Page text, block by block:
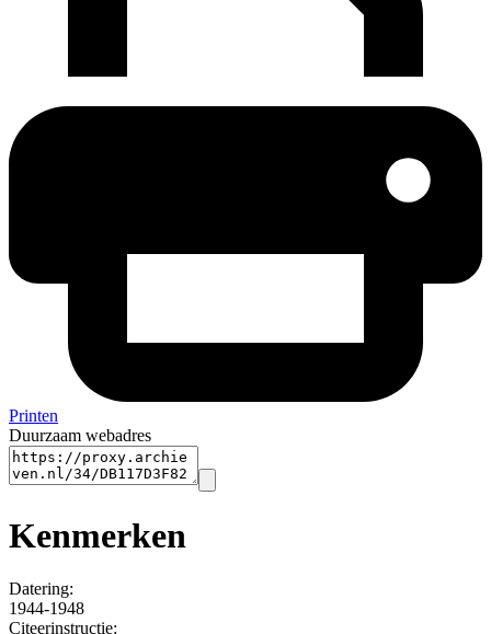
Printen
Duurzaam webadres
Kenmerken
Datering:
1944-1948
Citeerinstructie: